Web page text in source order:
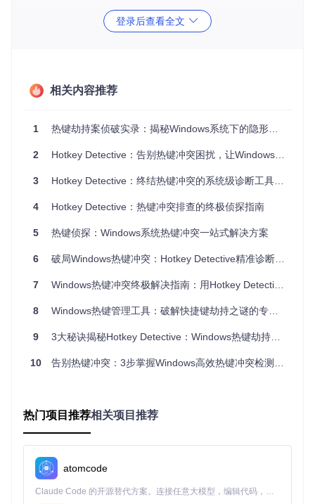
逐个检查已安装程序的快捷键设置，耗时且容易遗漏
重启电脑或资源管理器，只能暂时解决问题
应用程序已无法直接获取全局热键注册信息，这使得传统方法
更加捉襟见肘。
截图工具和游戏辅助程序，这些类型的软件往往注册大量全局
二、双重监控技术：让隐形热键无所遁形
突破系统限制的创新方案
具的技术限制，实现了对系统热键的深度监控。这项技术就像
又能追踪热键最终流向哪个程序。
双引擎工作原理
该工具通过两种互补机制协同工作：
系统消息捕获引擎：实时监控系统消息队列，记录所有热
摄像头，记录每一次热键"通行"事件。
收"，也能准确识别出具体的占用进程。
更高的检测成功率。
系统兼容性与权限管理
登录后查看全文
相关内容推荐
1 热键劫持案侦破实录：揭秘Windows系统下的隐形劫持者
2 Hotkey Detective：告别热键冲突困扰，让Windows快捷键重获新生
3 Hotkey Detective：终结热键冲突的系统级诊断工具全攻略
4 Hotkey Detective：热键冲突排查的终极侦探指南
5 热键侦探：Windows系统热键冲突一站式解决方案
6 破局Windows热键冲突：Hotkey Detective精准诊断与解决方案
7 Windows热键冲突终极解决指南：用Hotkey Detective找回失控的快捷键
8 Windows热键管理工具：破解快捷键劫持之谜的专业方案
9 3大秘诀揭秘Hotkey Detective：Windows热键劫持终结者
10 告别热键冲突：3步掌握Windows高效热键冲突检测工具
热门项目推荐相关项目推荐
atomcode
Claude Code 的开源替代方案。连接任意大模型，编辑代码，运行命令，自动验证 — 全自动执行。用 Rust 构建，极致性能。 ｜ An open-source alternative to Claude Code. Connect any LLM, edit code, run commands, and verify changes — autonomously. Built in Rust for speed. Get Started